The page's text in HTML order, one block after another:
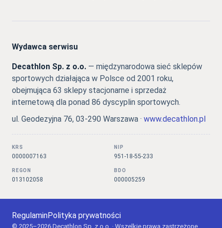
Wydawca serwisu
Decathlon Sp. z o.o. — międzynarodowa sieć sklepów
sportowych działająca w Polsce od 2001 roku,
obejmująca 63 sklepy stacjonarne i sprzedaż
internetową dla ponad 86 dyscyplin sportowych.
ul. Geodezyjna 76, 03-290 Warszawa · www.decathlon.pl
KRS
0000007163
NIP
951-18-55-233
REGON
013102058
BDO
000005259
RegulaminPolityka prywatności
© 2025–2026 Decathlon Sp. z o.o. · Wszelkie prawa zastrzeżone